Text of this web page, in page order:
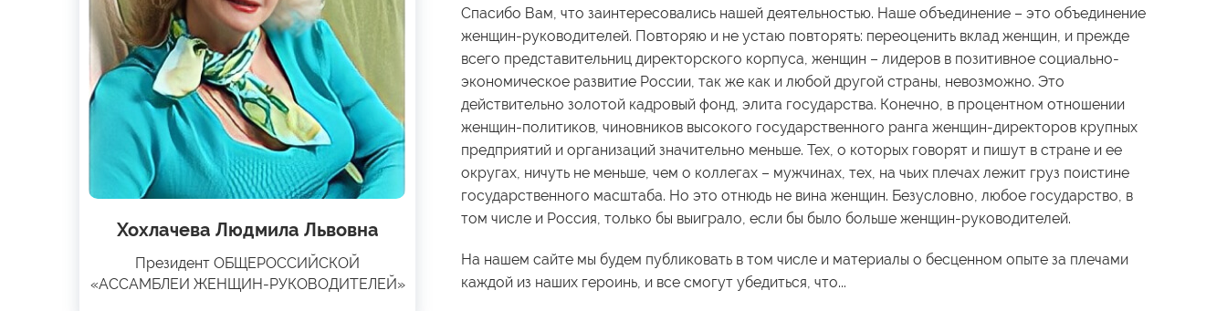
Хохлачева Людмила Львовна
Президент ОБЩЕРОССИЙСКОЙ
«АССАМБЛЕИ ЖЕНЩИН-РУКОВОДИТЕЛЕЙ»
Спасибо Вам, что заинтересовались нашей деятельностью. Наше объединение – это объединение
женщин-руководителей. Повторяю и не устаю повторять: переоценить вклад женщин, и прежде
всего представительниц директорского корпуса, женщин – лидеров в позитивное социально-
экономическое развитие России, так же как и любой другой страны, невозможно. Это
действительно золотой кадровый фонд, элита государства. Конечно, в процентном отношении
женщин-политиков, чиновников высокого государственного ранга женщин-директоров крупных
предприятий и организаций значительно меньше. Тех, о которых говорят и пишут в стране и ее
округах, ничуть не меньше, чем о коллегах – мужчинах, тех, на чьих плечах лежит груз поистине
государственного масштаба. Но это отнюдь не вина женщин. Безусловно, любое государство, в
том числе и Россия, только бы выиграло, если бы было больше женщин-руководителей.
На нашем сайте мы будем публиковать в том числе и материалы о бесценном опыте за плечами
каждой из наших героинь, и все смогут убедиться, что...